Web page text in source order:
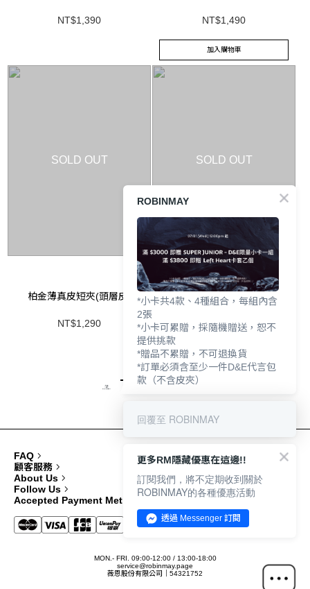
NT$1,390 NT$1,490
加入購物車
SOLD OUT
柏金薄真皮短夾(頭層皮)
NT$1,290
SOLD OUT
洛絲真皮雙層夾心短夾(頭層
皮)
NT$1,390
2 3 4
FAQ
顧客服務
About Us
Follow Us
Accepted Payment Methods
MON.- FRI. 09:00-12:00 / 13:00-18:00
service@robinmay.page
薇恩股份有限公司｜54321752
ROBINMAY
*小卡共4款、4種組合，每組內含
2張
*小卡可累贈，採隨機贈送，恕不
提供挑款
*贈品不累贈，不可退換貨
*訂單必須含至少一件D&E代言包
款（不含皮夾）
回覆至 ROBINMAY
更多RM隱藏優惠在這邊!!
訂閱我們，將不定期收到關於
ROBINMAY的各種優惠活動
透過 Messenger 訂閱